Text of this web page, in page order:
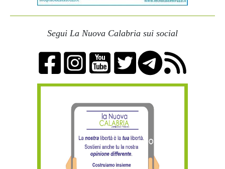
Segui La Nuova Calabria sui social